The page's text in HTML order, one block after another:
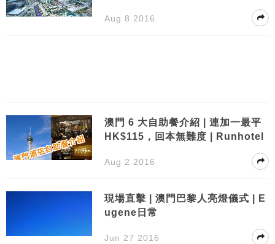
Aug 8 2016
澳門 6 大自助餐介紹 | 連加一最平
HK$115，回本無難度 | Runhotel
Aug 2 2016
現場直擊 | 澳門巴黎人亮燈儀式 | E
ugene日常
Jun 27 2016